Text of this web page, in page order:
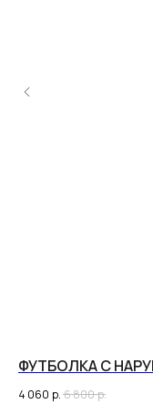
ФУТБОЛКА C
4 060 р. 6 800р.